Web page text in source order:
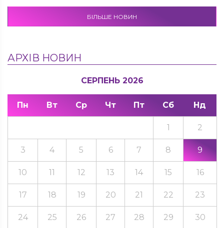
БІЛЬШЕ НОВИН
АРХІВ НОВИН
СЕРПЕНЬ 2026
Пн Вт Ср Чт Пт Сб Нд
1 2
3 4 5 6 7 8 9
10 11 12 13 14 15 16
17 18 19 20 21 22 23
24 25 26 27 28 29 30